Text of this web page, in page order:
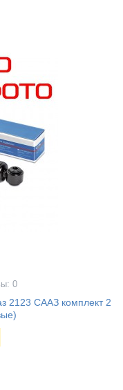
0
2123 СААЗ комплект 2